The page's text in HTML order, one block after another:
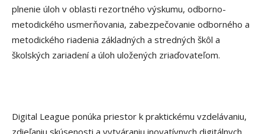
plnenie úloh v oblasti rezortného výskumu, odborno-
metodického usmerňovania, zabezpečovanie odborného a
metodického riadenia základných a stredných škôl a
školských zariadení a úloh uložených zriaďovateľom.
Digital League ponúka priestor k praktickému vzdelávaniu,
zdieľaniu skúsenosti a vytváraniu inovatívnych digitálnych